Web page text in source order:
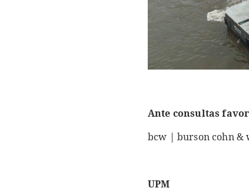
Ante consultas
bcw | burson cohn &
UPM